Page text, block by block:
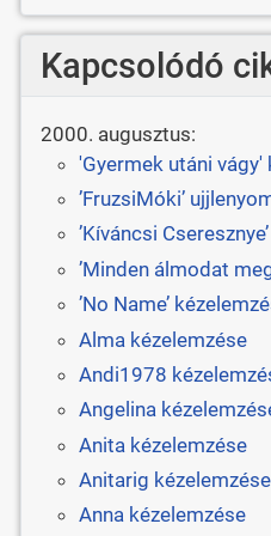
Kapcsolódó
2000. augusztus:
'Gyermek utáni vágy'
’FruzsiMóki’
’Kíváncsi
’Minden álmodat
’No Name’
Alma kézelemzése
Andi1978
Angelina
Anita kézelemzése
Anitarig kézelemzése
Anna kézelemzése